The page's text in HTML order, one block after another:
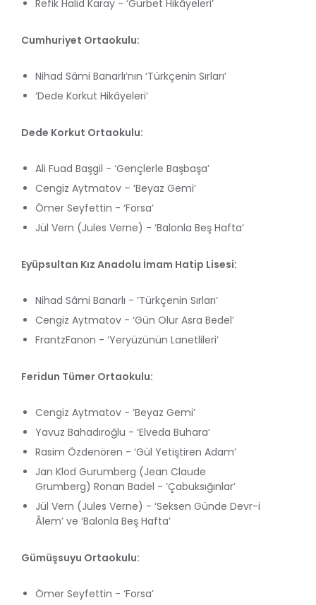
Refik Halid Karay - ‘Gurbet Hikâyeleri’
Cumhuriyet Ortaokulu:
Nihad Sâmi Banarlı’nın ‘Türkçenin Sırları’
‘Dede Korkut Hikâyeleri’
Dede Korkut Ortaokulu:
Ali Fuad Başgil - ‘Gençlerle Başbaşa’
Cengiz Aytmatov – ‘Beyaz Gemi’
Ömer Seyfettin - ‘Forsa’
Jül Vern (Jules Verne) - ‘Balonla Beş Hafta’
Eyüpsultan Kız Anadolu İmam Hatip Lisesi:
Nihad Sâmi Banarlı - ’Türkçenin Sırları’
Cengiz Aytmatov - ‘Gün Olur Asra Bedel’
FrantzFanon - ‘Yeryüzünün Lanetlileri’
Feridun Tümer Ortaokulu:
Cengiz Aytmatov - ‘Beyaz Gemi’
Yavuz Bahadıroğlu - ‘Elveda Buhara’
Rasim Özdenören - ‘Gül Yetiştiren Adam’
Jan Klod Gurumberg (Jean Claude
Grumberg) Ronan Badel - ‘Çabuksığınlar’
Jül Vern (Jules Verne) - ‘Seksen Günde Devr-i
Âlem’ ve ‘Balonla Beş Hafta’
Gümüşsuyu Ortaokulu:
Ömer Seyfettin - ‘Forsa’